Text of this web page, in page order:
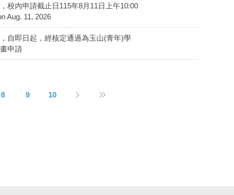
校內申請截止日115年8月11日上午10:00
Aug. 11, 2026
自即日起，經核定通過為玉山(青年)學
申請
8 9 10